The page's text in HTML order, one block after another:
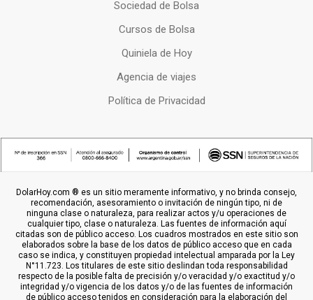
Sociedad de Bolsa
Cursos de Bolsa
Quiniela de Hoy
Agencia de viajes
Política de Privacidad
DolarHoy.com ® es un sitio meramente informativo, y no brinda consejo,
recomendación, asesoramiento o invitación de ningún tipo, ni de
ninguna clase o naturaleza, para realizar actos y/u operaciones de
cualquier tipo, clase o naturaleza. Las fuentes de información aquí
citadas son de público acceso. Los cuadros mostrados en este sitio son
elaborados sobre la base de los datos de público acceso que en cada
caso se indica, y constituyen propiedad intelectual amparada por la Ley
N°11.723. Los titulares de este sitio deslindan toda responsabilidad
respecto de la posible falta de precisión y/o veracidad y/o exactitud y/o
integridad y/o vigencia de los datos y/o de las fuentes de información
de público acceso tenidos en consideración para la elaboración del